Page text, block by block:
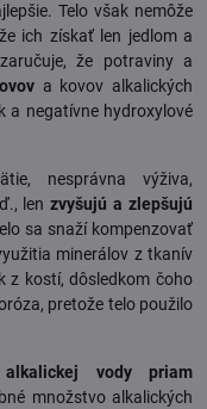
Telo však nemôže
ich získať len jedlom a
že potraviny a
a kovov alkalických
a negatívne hydroxylové
nesprávna výživa,
lenzvyšujú a zlepšujú
sa snaží kompenzovať
minerálov z tkanív
z kostí, dôsledkom čoho
pretože telo použilo
vody priam
množstvo alkalických